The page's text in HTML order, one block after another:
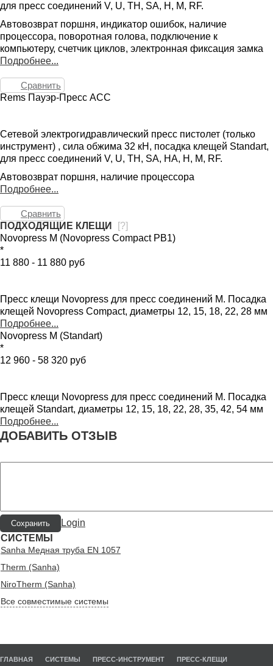
для пресс соединений V, U, TH, SA, H, M, RF.
Автовозврат поршня, индикатор ошибок, наличие
процессора, поворотная голова, подключение к
компьютеру, счетчик циклов, электронная фиксация замка
Подробнее...
Сравнить
Rems Пауэр-Пресс ACC
Сетевой электрогидравлический пресс пистолет (только
инструмент) , сила обжима 32 кН, посадка клещей Standart,
для пресс соединений V, U, TH, SA, HA, H, M, RF.
Автовозврат поршня, наличие процессора
Подробнее...
Сравнить
ПОДХОДЯЩИЕ КЛЕЩИ
[?]
Novopress M (Novopress Compact PB1)
*
11 880 - 11 880 руб
Пресс клещи Novopress для пресс соединений M. Посадка
клещей Novopress Compact, диаметры 12, 15, 18, 22, 28 мм
Подробнее...
Novopress M (Standart)
*
12 960 - 58 320 руб
Пресс клещи Novopress для пресс соединений M. Посадка
клещей Standart, диаметры 12, 15, 18, 22, 28, 35, 42, 54 мм
Подробнее...
ДОБАВИТЬ ОТЗЫВ
Login
СИСТЕМЫ
Sanha Медная труба EN 1057
Therm (Sanha)
NiroTherm (Sanha)
Все совместимые системы
ГЛАВНАЯ СИСТЕМЫ ПРЕСС-ИНСТРУМЕНТ
ПРЕСС-КЛЕЩИ